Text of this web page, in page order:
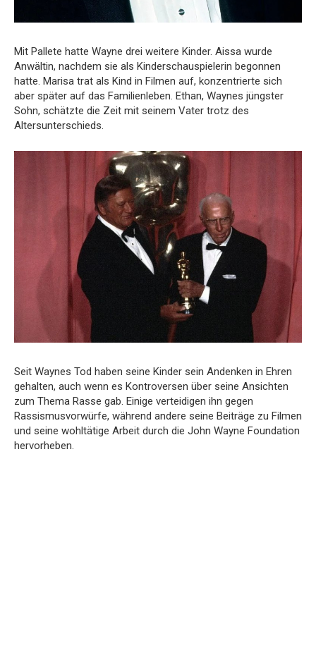
Mit Pallete hatte Wayne drei weitere Kinder. Aissa wurde
Anwältin, nachdem sie als Kinderschauspielerin begonnen
hatte. Marisa trat als Kind in Filmen auf, konzentrierte sich
aber später auf das Familienleben. Ethan, Waynes jüngster
Sohn, schätzte die Zeit mit seinem Vater trotz des
Altersunterschieds.
Seit Waynes Tod haben seine Kinder sein Andenken in Ehren
gehalten, auch wenn es Kontroversen über seine Ansichten
zum Thema Rasse gab. Einige verteidigen ihn gegen
Rassismusvorwürfe, während andere seine Beiträge zu Filmen
und seine wohltätige Arbeit durch die John Wayne Foundation
hervorheben.